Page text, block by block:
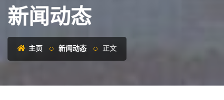
新闻动态
主页 新闻动态 正文